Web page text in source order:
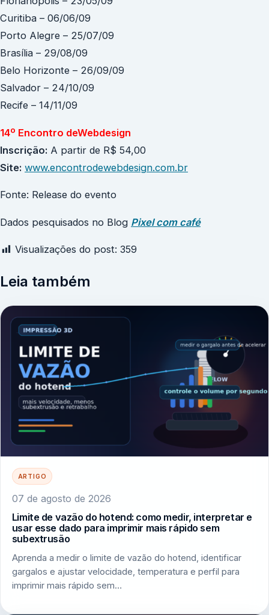
Curitiba – 06/06/09
Porto Alegre – 25/07/09
Brasília – 29/08/09
Belo Horizonte – 26/09/09
Salvador – 24/10/09
Recife – 14/11/09
14º Encontro deWebdesign
Inscrição: A partir de R$ 54,00
Site: www.encontrodewebdesign.com.br
Fonte: Release do evento
Dados pesquisados no Blog Pixel com café
Visualizações do post: 359
Leia também
ARTIGO
07 de agosto de 2026
Limite de vazão do hotend: como medir, interpretar e
usar esse dado para imprimir mais rápido sem
subextrusão
Aprenda a medir o limite de vazão do hotend, identificar
gargalos e ajustar velocidade, temperatura e perfil para
imprimir mais rápido sem…